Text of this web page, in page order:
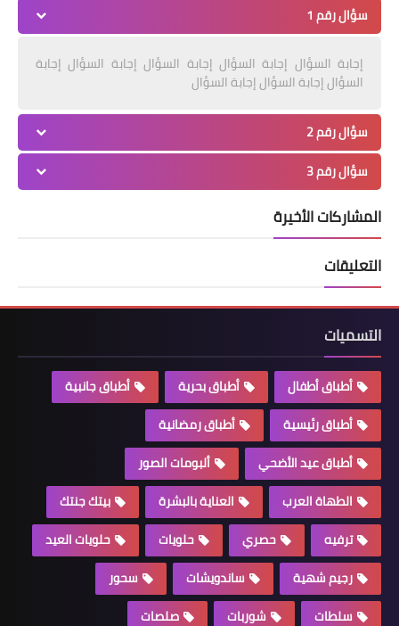
سؤال رقم 1
إجابة السؤال إجابة السؤال إجابة السؤال إجابة السؤال إجابة
السؤال إجابة السؤال إجابة السؤال
سؤال رقم 2
سؤال رقم 3
المشاركات الأخيرة
التعليقات
التسميات
أطباق أطفال أطباق بحرية
أطباق جانبية
أطباق رئيسية
أطباق رمضانية
أطباق عيد الأضحي
ألبومات الصور
الطهاة العرب
العناية بالبشرة
بيتك جنتك
ترفيه
حصري حلويات
حلويات العيد
رجيم شهية
ساندويشات
سحور
سلطات
شوربات صلصات